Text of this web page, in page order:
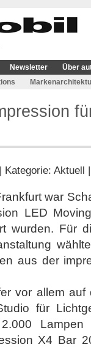
Newsletter
Über
Kategorie: Aktuell
war
LED
wurden. Für
aus der
vor allem
für
X4 Bar